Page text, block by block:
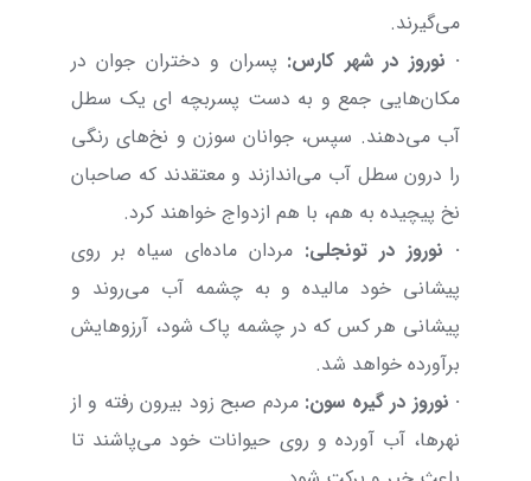
می‌گیرند.
· نوروز در شهر کارس: پسران و دختران جوان در
مکان‌هایی جمع و به دست پسربچه ای یک سطل
آب می‌دهند. سپس، جوانان سوزن و نخ‌های رنگی
را درون سطل آب می‌اندازند و معتقدند که صاحبان
نخ پیچیده به هم، با هم ازدواج خواهند کرد.
· نوروز در تونجلی: مردان ماده‌ای سیاه بر روی
پیشانی خود مالیده و به چشمه آب می‌روند و
پیشانی هر کس که در چشمه پاک شود، آرزوهایش
برآورده خواهد شد.
· نوروز در گیره سون: مردم صبح زود بیرون رفته و از
نهرها، آب آورده و روی حیوانات خود می‌پاشند تا